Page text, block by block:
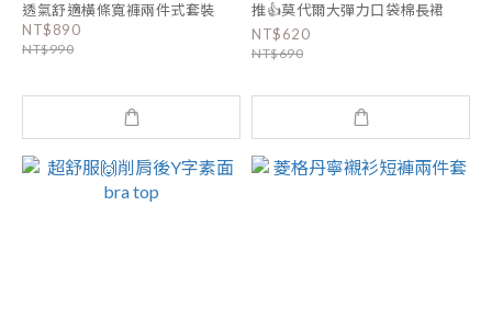
透氣舒適橫條寬褲兩件式套裝
NT$890
NT$990
推👍莫代爾大彈力口袋棉長裙
NT$620
NT$690